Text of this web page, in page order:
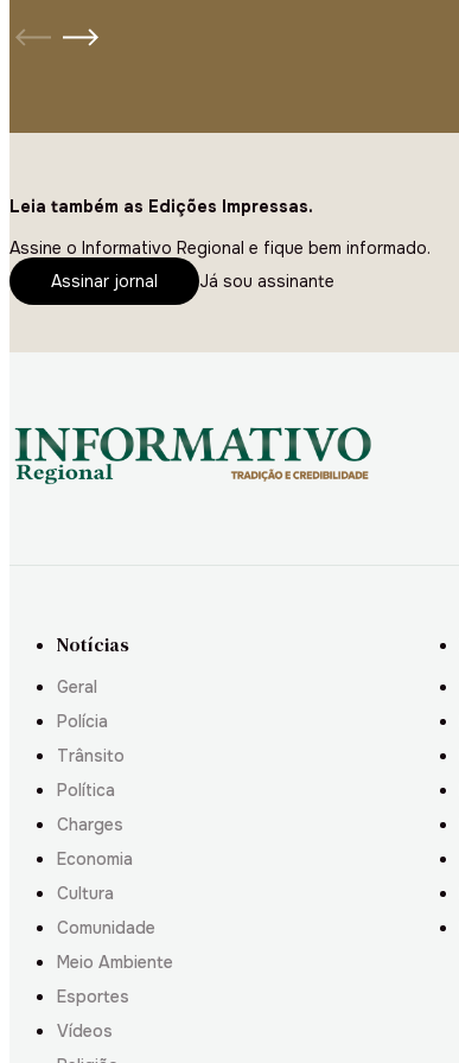
Leia também as Edições Impressas.
Assine o Informativo Regional e fique bem informado.
Assinar jornal
Já sou assinante
Notícias
Geral
Polícia
Trânsito
Política
Charges
Economia
Cultura
Comunidade
Meio Ambiente
Esportes
Vídeos